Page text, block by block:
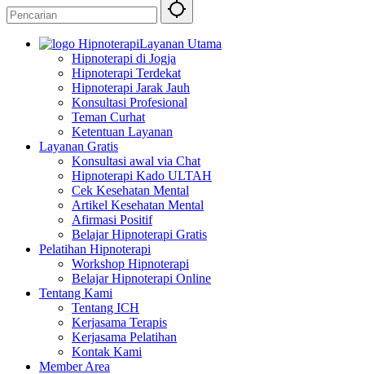
Layanan Utama
Hipnoterapi di Jogja
Hipnoterapi Terdekat
Hipnoterapi Jarak Jauh
Konsultasi Profesional
Teman Curhat
Ketentuan Layanan
Layanan Gratis
Konsultasi awal via Chat
Hipnoterapi Kado ULTAH
Cek Kesehatan Mental
Artikel Kesehatan Mental
Afirmasi Positif
Belajar Hipnoterapi Gratis
Pelatihan Hipnoterapi
Workshop Hipnoterapi
Belajar Hipnoterapi Online
Tentang Kami
Tentang ICH
Kerjasama Terapis
Kerjasama Pelatihan
Kontak Kami
Member Area